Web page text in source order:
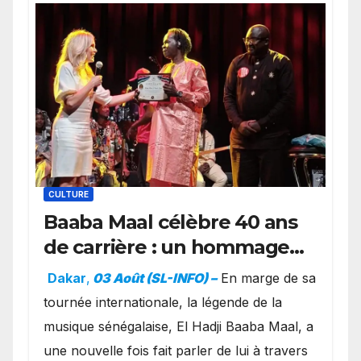
CULTURE
Baaba Maal célèbre 40 ans
de carrière : un hommage
exceptionnel à Oslo en
présence de la famille
royale.
Dakar, 03 Août (SL-INFO) – ​En marge de sa
tournée internationale, la légende de la
musique sénégalaise, El Hadji Baaba Maal, a
une nouvelle fois fait parler de lui à travers